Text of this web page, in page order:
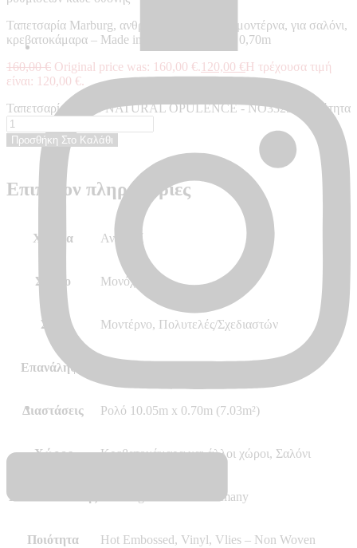
Ταπετσαρία Marburg, ανθρακί, μονόσχρωμη μοντέρνα, για σαλόνι,
κρεβατοκάμαρα – Made in Germany, 10,05 x 0,70m
160,00€ Original price was: 160,00 €. 120,00 €Η τρέχουσα τιμή
είναι: 120,00 €.
Ταπετσαρία τοίχου NATURAL OPULENCE - NO33250 ποσότητα
Προσθήκη Στο Καλάθι
Επιπλέον πληροφορίες
Χρώμα Ανθρακί
Σχέδιο Μονόχρωμο
Στυλ Μοντέρνο, Πολυτελές/Σχεδιαστών
Επανάληψη
Διαστάσεις Ρολό 10.05m x 0.70m (7.03m²)
Χώρος Κρεβατοκάμαρα και άλλοι χώροι, Σαλόνι
Κατασκευαστής Marburg – Made in Germany
Ποιότητα Hot Embossed, Vinyl, Vlies – Non Woven